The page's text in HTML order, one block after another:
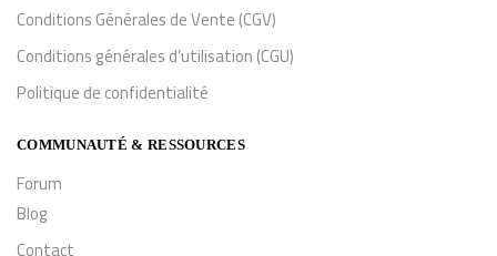
Conditions Générales de Vente (CGV)
Conditions générales d’utilisation (CGU)
Politique de confidentialité
COMMUNAUTÉ & RESSOURCES
Forum
Blog